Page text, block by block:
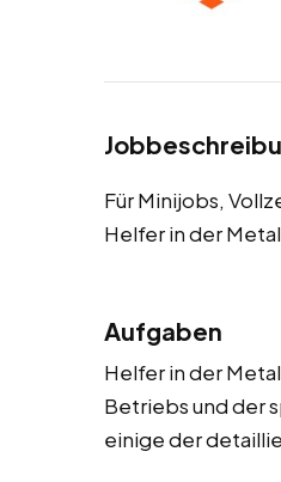
Für Minijobs,
Helfer in der
Aufgaben
Helfer in der
Betriebs und der
einige der